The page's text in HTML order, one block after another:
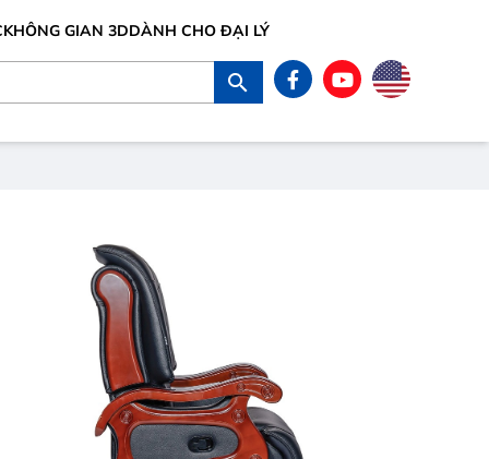
KHÔNG GIAN 3DDÀNH CHO ĐẠI LÝ